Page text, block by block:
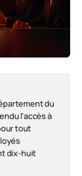
du
l’accès à
tout
dix-huit